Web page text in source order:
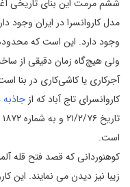
ششم مرمت این بنای تاریخی
مدل کاروانسرا در ایران وجود
وجود دارد. این است که
ولی هیچ‌گاه زمان دقیقی از
آجرکاری یا کاشی‌کاری در بنا
کاروانسرای تاج آباد که از
است.
کوهنوردانی که قصد فتح قله
زیبا نیز دیدن می نمایند. این